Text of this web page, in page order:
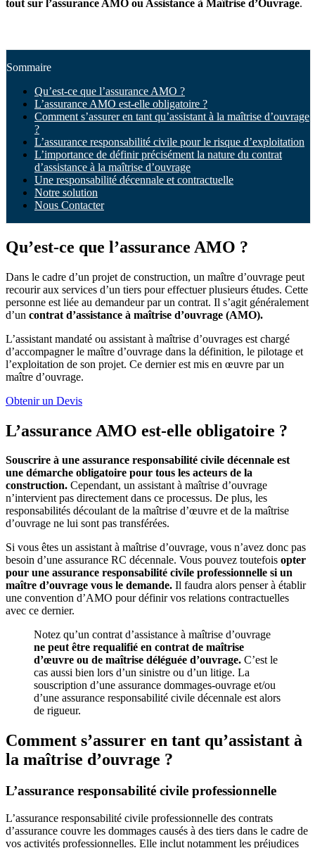
tout sur l’assurance AMO ou Assistance à Maîtrise d’Ouvrage.
Sommaire
Qu’est-ce que l’assurance AMO ?
L’assurance AMO est-elle obligatoire ?
Comment s’assurer en tant qu’assistant à la maîtrise d’ouvrage
?
L’assurance responsabilité civile pour le risque d’exploitation
L’importance de définir précisément la nature du contrat
d’assistance à la maîtrise d’ouvrage
Une responsabilité décennale et contractuelle
Notre solution
Nous Contacter
Qu’est-ce que l’assurance AMO ?
Dans le cadre d’un projet de construction, un maître d’ouvrage peut
recourir aux services d’un tiers pour effectuer plusieurs études. Cette
personne est liée au demandeur par un contrat. Il s’agit généralement
d’un contrat d’assistance à maîtrise d’ouvrage (AMO).
L’assistant mandaté ou assistant à maîtrise d’ouvrages est chargé
d’accompagner le maître d’ouvrage dans la définition, le pilotage et
l’exploitation de son projet. Ce dernier est mis en œuvre par un
maître d’ouvrage.
Obtenir un Devis
L’assurance AMO est-elle obligatoire ?
Souscrire à une assurance responsabilité civile décennale est
une démarche obligatoire pour tous les acteurs de la
construction. Cependant, un assistant à maîtrise d’ouvrage
n’intervient pas directement dans ce processus. De plus, les
responsabilités découlant de la maîtrise d’œuvre et de la maîtrise
d’ouvrage ne lui sont pas transférées.
Si vous êtes un assistant à maîtrise d’ouvrage, vous n’avez donc pas
besoin d’une assurance RC décennale. Vous pouvez toutefois opter
pour une assurance responsabilité civile professionnelle si un
maître d’ouvrage vous le demande. Il faudra alors penser à établir
une convention d’AMO pour définir vos relations contractuelles
avec ce dernier.
Notez qu’un contrat d’assistance à maîtrise d’ouvrage
ne peut être requalifié en contrat de maîtrise
d’œuvre ou de maîtrise déléguée d’ouvrage. C’est le
cas aussi bien lors d’un sinistre ou d’un litige. La
souscription d’une assurance dommages-ouvrage et/ou
d’une assurance responsabilité civile décennale est alors
de rigueur.
Comment s’assurer en tant qu’assistant à
la maîtrise d’ouvrage ?
L’assurance responsabilité civile professionnelle
L’assurance responsabilité civile professionnelle des contrats
d’assurance couvre les dommages causés à des tiers dans le cadre de
vos activités professionnelles. Elle inclut notamment les préjudices